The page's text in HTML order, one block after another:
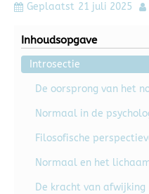
Geplaatst 21 juli 2025
Inhoudsopgave
Introsectie
De oorsprong van het
Normaal in de
Filosofische
Normaal en het
De kracht van afwijking